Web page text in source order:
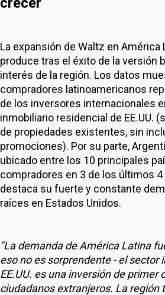
La expansión de Waltz en América
produce tras el éxito de la versión
interés de la región. Los datos
compradores latinoamericanos
de los inversores internacionales
inmobiliario residencial de EE.UU.
de propiedades existentes, sin
promociones). Por su parte,
ubicado entre los 10 principales
compradores en 3 de los últimos 4
destaca su fuerte y constante
raíces en Estados Unidos.
"La demanda de América Latina
eso no es sorprendente - el sector
EE.UU. es una inversión de primer
ciudadanos extranjeros. La región